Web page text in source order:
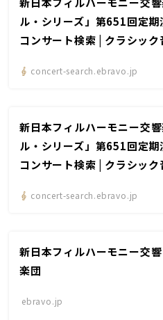
ル・シリーズ」第651回定
コンサート検索 | クラシッ
concert-search.ebravo.jp
新日本フィルハーモニー交
ル・シリーズ」第651回定
コンサート検索 | クラシッ
concert-search.ebravo.jp
新日本フィルハーモニー交響
楽団
ebravo.jp